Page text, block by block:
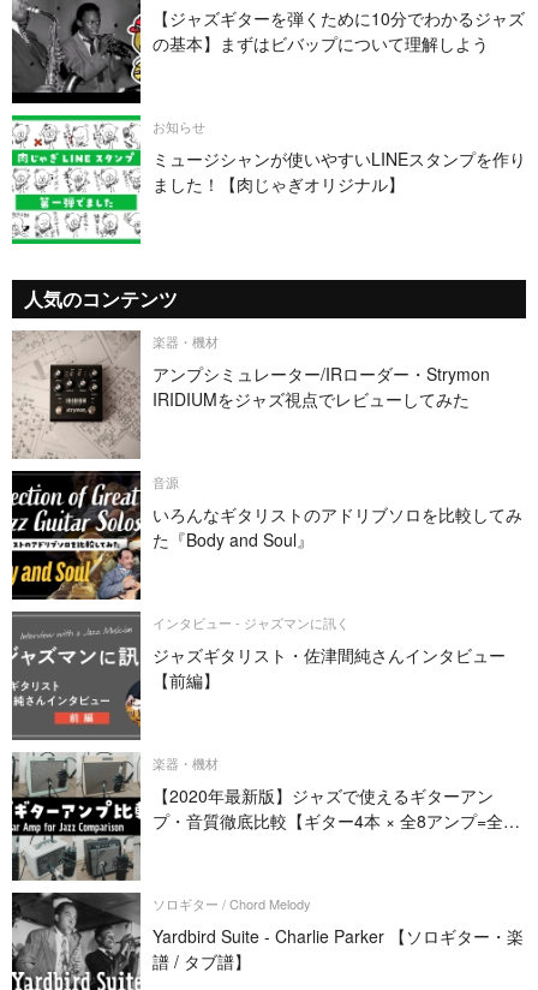
【ジャズギターを弾くために10分でわかるジャズ
の基本】まずはビバップについて理解しよう
お知らせ
ミュージシャンが使いやすいLINEスタンプを作り
ました！【肉じゃぎオリジナル】
人気のコンテンツ
楽器・機材
アンプシミュレーター/IRローダー・Strymon
IRIDIUMをジャズ視点でレビューしてみた
音源
いろんなギタリストのアドリブソロを比較してみ
た『Body and Soul』
インタビュー - ジャズマンに訊く
ジャズギタリスト・佐津間純さんインタビュー
【前編】
楽器・機材
【2020年最新版】ジャズで使えるギターアン
プ・音質徹底比較【ギター4本 × 全8アンプ=全32
ソロギター / Chord Melody
Yardbird Suite - Charlie Parker 【ソロギター・楽
譜 / タブ譜】